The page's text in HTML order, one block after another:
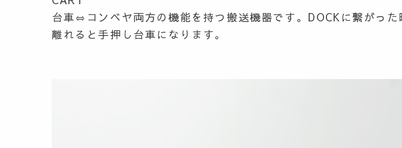
台車⇔コンベヤ両方の機能を持つ搬送機器です。 DOCKに繋がった
離れると手押し台車になります。